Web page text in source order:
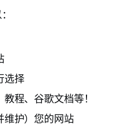
选择
程、谷歌文档等！
维护）您的网站